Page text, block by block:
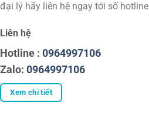
đại lý hãy liên hệ ngay tới số hotline
Liên hệ
Hotline : 0964997106
Zalo: 0964997106
Xem chi tiết